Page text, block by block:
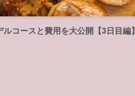
コースと費用を大公開【3日目編】